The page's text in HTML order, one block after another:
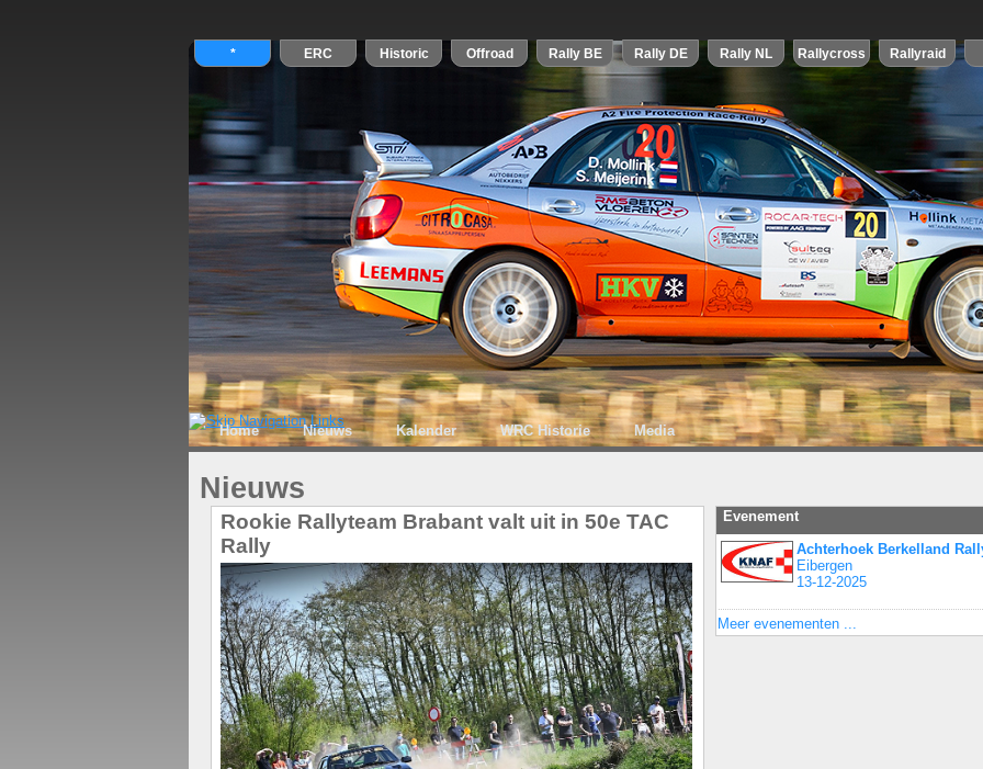
Home Nieuws Kalender WRC Historie Media
Nieuws
Rookie Rallyteam Brabant valt uit in 50e TAC
Rally
Evenement
Achterhoek Berkelland
Eibergen
13-12-2025
Meer evenementen ...